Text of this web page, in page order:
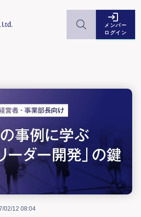
メンバー
ログイン
02/12 08:04